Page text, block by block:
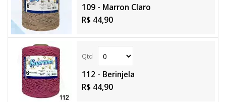
109 - Marron Claro
R$ 44,90
112 - Berinjela
R$ 44,90